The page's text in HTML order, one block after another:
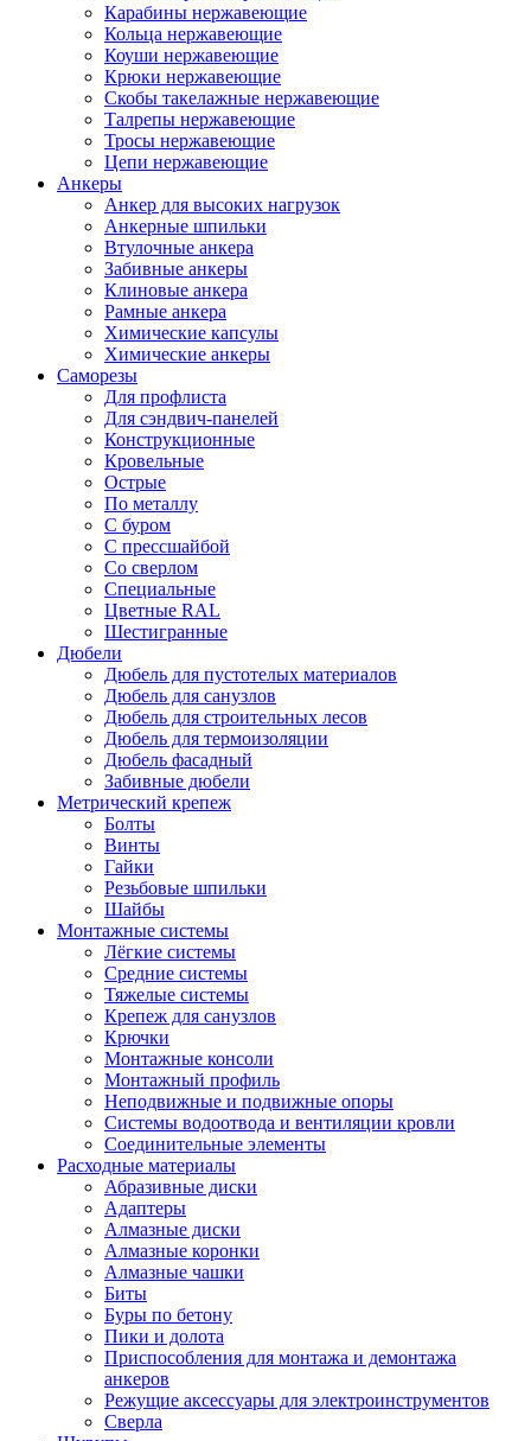
Карабины нержавеющие
Кольца нержавеющие
Коуши нержавеющие
Крюки нержавеющие
Скобы такелажные нержавеющие
Талрепы нержавеющие
Тросы нержавеющие
Цепи нержавеющие
Анкеры
Анкер для высоких нагрузок
Анкерные шпильки
Втулочные анкера
Забивные анкеры
Клиновые анкера
Рамные анкера
Химические капсулы
Химические анкеры
Саморезы
Для профлиста
Для сэндвич-панелей
Конструкционные
Кровельные
Острые
По металлу
С буром
С прессшайбой
Со сверлом
Специальные
Цветные RAL
Шестигранные
Дюбели
Дюбель для пустотелых материалов
Дюбель для санузлов
Дюбель для строительных лесов
Дюбель для термоизоляции
Дюбель фасадный
Забивные дюбели
Метрический крепеж
Болты
Винты
Гайки
Резьбовые шпильки
Шайбы
Монтажные системы
Лёгкие системы
Средние системы
Тяжелые системы
Крепеж для санузлов
Крючки
Монтажные консоли
Монтажный профиль
Неподвижные и подвижные опоры
Системы водоотвода и вентиляции кровли
Соединительные элементы
Расходные материалы
Абразивные диски
Адаптеры
Алмазные диски
Алмазные коронки
Алмазные чашки
Биты
Буры по бетону
Пики и долота
Приспособления для монтажа и демонтажа
анкеров
Режущие аксессуары для электроинструментов
Сверла